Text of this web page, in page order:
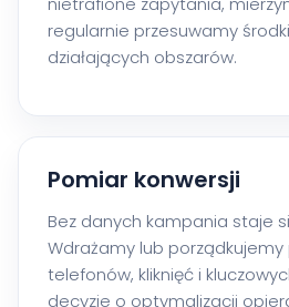
regularnie przesuwamy
działających obszarów.
Pomiar konwersji
Bez danych kampania staje
Wdrażamy lub
telefonów, kliknięć i
decyzje o optymalizacji